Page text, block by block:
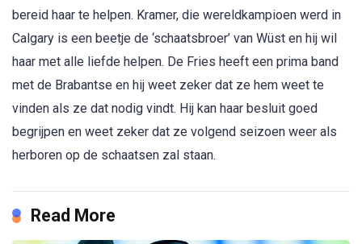
bereid haar te helpen. Kramer, die wereldkampioen werd in
Calgary is een beetje de ‘schaatsbroer’ van Wüst en hij wil
haar met alle liefde helpen. De Fries heeft een prima band
met de Brabantse en hij weet zeker dat ze hem weet te
vinden als ze dat nodig vindt. Hij kan haar besluit goed
begrijpen en weet zeker dat ze volgend seizoen weer als
herboren op de schaatsen zal staan.
Read More